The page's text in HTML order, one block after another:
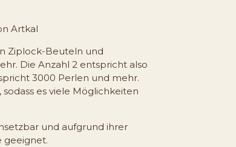
Artkal
Ziplock-Beuteln und
Die Anzahl 2 entspricht also
3000 Perlen und mehr.
es viele Möglichkeiten
und aufgrund ihrer
geeignet.